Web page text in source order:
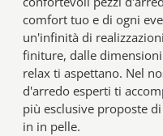
comfort tuo e di ogni
un'infinità di
finiture, dalle
relax ti aspettano. Nel
d'arredo esperti ti
più esclusive proposte
in in pelle.